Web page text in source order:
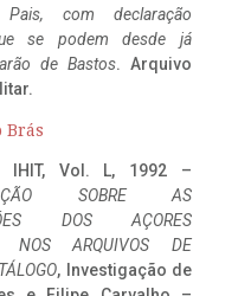
com declaração
se podem desde já
de Bastos. Arquivo
Brás
IHIT, Vol. L, 1992 –
SOBRE AS
DOS AÇORES
NOS ARQUIVOS DE
, Investigação de